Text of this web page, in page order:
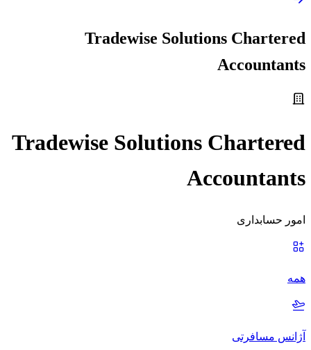
Tradewise Solutions Chartered
Accountants
Tradewise Solutions Chartered
Accountants
امور حسابداری
همه
آژانس مسافرتی